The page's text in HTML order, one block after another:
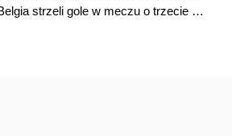
strzeli gole w meczu o trzecie …